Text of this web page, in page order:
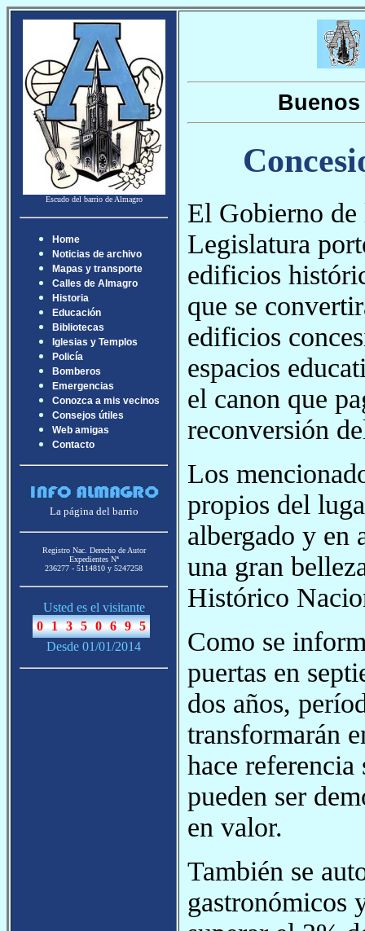
Escudo del barrio de Almagro
Home
Noticias de archivo
Mapas y transporte
Calles de Almagro
Historia
Educación
Bibliotecas
Iglesias y Templos
Policía
Bomberos
Emergencias
Conozca a mis vecinos
Consejos útiles
Web amigas
Contacto
La página del barrio
Registro Nac. Derecho de Autor
Expedientes Nª
236277 - 5114810 y 5247258
Usted es el visitante
Desde 01/01/2014
Buenos
El Gobierno
Legislatura
edificios
que se
edificios
espacios
el canon que
reconversión
Los
propios del
albergado y en
una gran
Histórico
Como se
puertas en
dos años,
transformarán
hace
pueden ser
en valor.
También se
gastronómicos